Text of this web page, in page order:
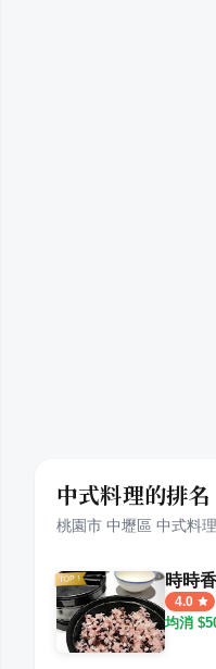
中式料理的排名
桃園市 中壢區 中式料理
時時
4.0
均消 $